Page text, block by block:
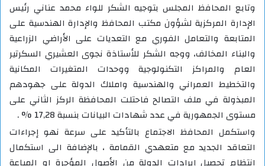
وتابع المحافظ المجلس بتوجيه الشكر للواء محمد عناني رئيس
الإدارة المركزية لشؤون مكتب المحافظ والإدارة الهندسية على
المتابعة والتعامل الفوري مع التعديات على الأراضي الزراعية
والبناء المخالف، ووجه الشكر للأستاذة نجوى العشيري السكرتير
العام والمراكز التكنولوجية ووحدات المتغيرات المكانية
والتخطيط العمراني والهندسية واملاك الدولة على جهودهم
المبذولة في ملف التصالح فاحتلت المحافظة الركز الثاني على
مستوى الجمهورية في عدد شهادات البيانات بنسبة 17,28 % .
واستكمل المحافظ الاجتماع بالتأكيد على سرعة نهو إجراءات
التعاقد الجديد مع متعهدي القمامة ، بالإضافة الى استكمال
انتظام تحصيل إيرادات الدولة من الأصول المؤجرة او المباعة